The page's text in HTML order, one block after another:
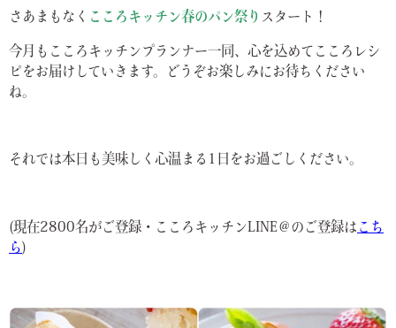
さあまもなく こころキッチン春のパン祭り スタート！
今月もこころキッチンプランナー一同、心を込めてこころレシ
ピをお届けしていきます。どうぞお楽しみにお待ちください
ね。
それでは本日も美味しく心温まる1日をお過ごしください。
(現在2800名がご登録・こころキッチンLINE＠のご登録は こち
ら)